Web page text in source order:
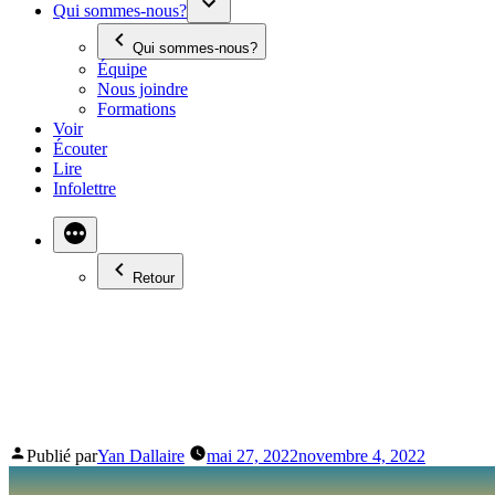
Qui sommes-nous?
Qui sommes-nous?
Équipe
Nous joindre
Formations
Voir
Écouter
Lire
Infolettre
Retour
Publié parYan Dallaire mai 27, 2022novembre 4, 2022